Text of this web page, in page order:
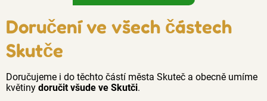
Doručení ve všech částech
Skutče
Doručujeme i do těchto částí města Skuteč a obecně umíme
květiny doručit všude ve Skutči.